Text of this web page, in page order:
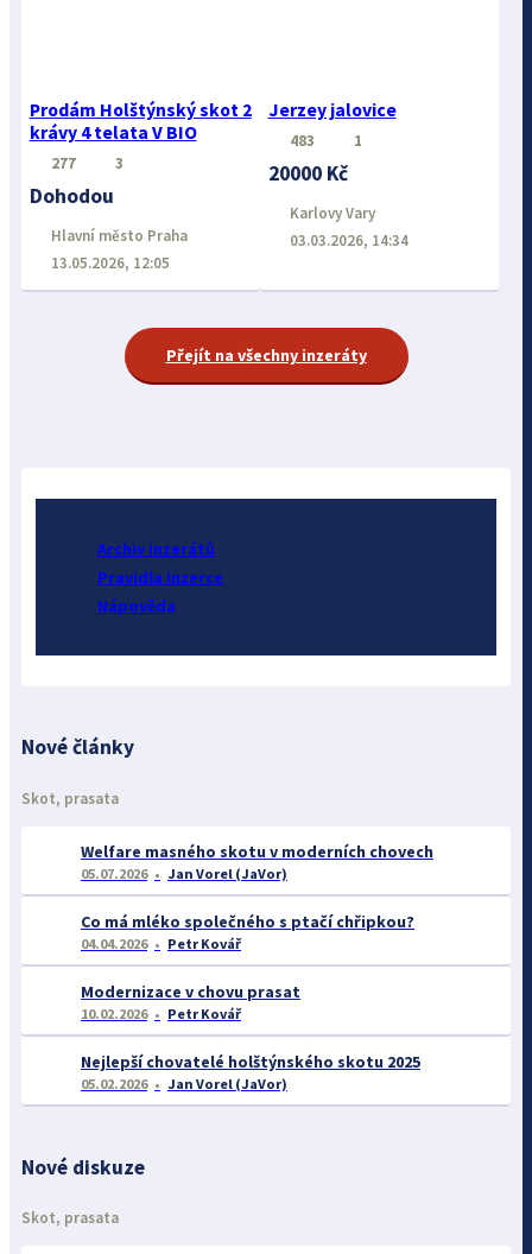
Prodám Holštýnský skot 2
krávy 4 telata V BIO
277 3
Dohodou
Hlavní město Praha
13.05.2026, 12:05
Jerzey jalovice
483 1
20000 Kč
Karlovy Vary
03.03.2026, 14:34
Přejít na všechny inzeráty
Archiv inzerátů
Pravidla inzerce
Nápověda
Nové články
Skot, prasata
Welfare masného skotu v moderních chovech
05.07.2026 Jan Vorel (JaVor)
Co má mléko společného s ptačí chřipkou?
04.04.2026 Petr Kovář
Modernizace v chovu prasat
10.02.2026 Petr Kovář
Nejlepší chovatelé holštýnského skotu 2025
05.02.2026 Jan Vorel (JaVor)
Nové diskuze
Skot, prasata